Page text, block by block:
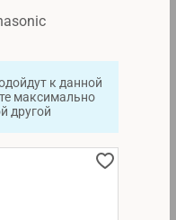
к данной
максимально
другой